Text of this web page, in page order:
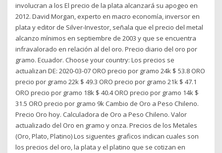
involucran a los El precio de la plata alcanzará su apogeo en
2012. David Morgan, experto en macro economía, inversor en
plata y editor de Silver-Investor, señala que el precio del metal
alcanzo mínimos en septiembre de 2003 y que se encuentra
infravalorado en relación al del oro. Precio diario del oro por
gramo. Ecuador. Choose your country: Los precios se
actualizan DE: 2020-03-07 ORO precio por gramo 24k $ 53.8 ORO
precio por gramo 22k $ 49.3 ORO precio por gramo 21k $ 47.1
ORO precio por gramo 18k $ 40.4 ORO precio por gramo 14k $
31.5 ORO precio por gramo 9k Cambio de Oro a Peso Chileno.
Precio Oro hoy. Calculadora de Oro a Peso Chileno. Valor
actualizado del Oro en gramo y onza. Precios de los Metales
(Oro, Plato, Platino) Los siguentes graficos indican cuales son
los precios del oro, la plata y el platino que se cotizan en